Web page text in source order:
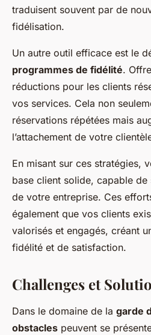
traduisent souvent par de
fidélisation.
Un autre outil efficace est le
programmes de fidélité.
réductions pour les clients
vos services. Cela non
réservations répétées mais
l’attachement de votre
En misant sur ces stratégies,
base client solide, capable
de votre entreprise. Ces
également que vos clients
valorisés et engagés, créant
fidélité et de satisfaction.
Challenges et
Dans le domaine de la garde
obstacles peuvent se